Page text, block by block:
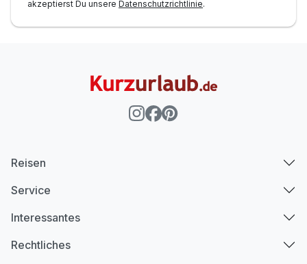
akzeptierst Du unsere Datenschutzrichtlinie.
Reisen
Service
Interessantes
Rechtliches